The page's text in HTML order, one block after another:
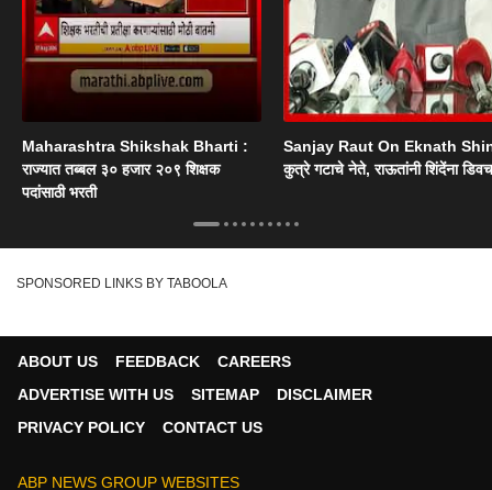
Maharashtra Shikshak Bharti :
राज्यात तब्बल ३० हजार २०९ शिक्षक
पदांसाठी भरती
Sanjay Raut On Eknath
कुत्रे गटाचे नेते, राऊतांनी शिंदेंना
SPONSORED LINKS BY TABOOLA
ABOUT US FEEDBACK
CAREERS
ADVERTISE WITH US
SITEMAP
DISCLAIMER
PRIVACY POLICY
CONTACT US
ABP NEWS GROUP WEBSITES